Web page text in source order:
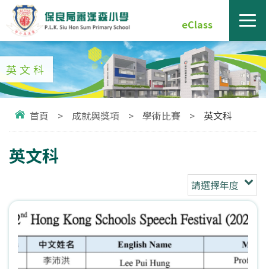
eClass
英文科
首頁 > 成就與獎項 > 學術比賽 > 英文科
英文科
請選擇年度